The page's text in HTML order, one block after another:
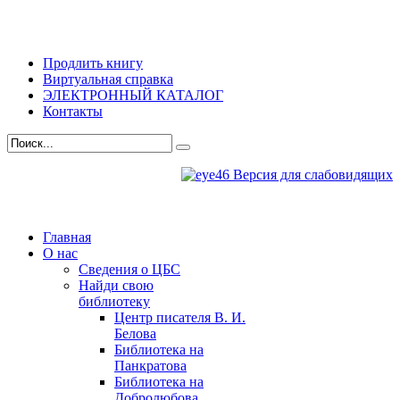
Продлить книгу
Виртуальная справка
ЭЛЕКТРОННЫЙ КАТАЛОГ
Контакты
Версия для слабовидящих
Главная
О нас
Сведения о ЦБС
Найди свою
библиотеку
Центр писателя В. И.
Белова
Библиотека на
Панкратова
Библиотека на